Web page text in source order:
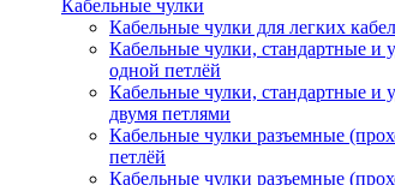
Кабельные чулки
Кабельные чулки для легких
Кабельные чулки, стандартные и
одной петлёй
Кабельные чулки, стандартные и
двумя петлями
Кабельные чулки разъемные
петлёй
Кабельные чулки разъемные